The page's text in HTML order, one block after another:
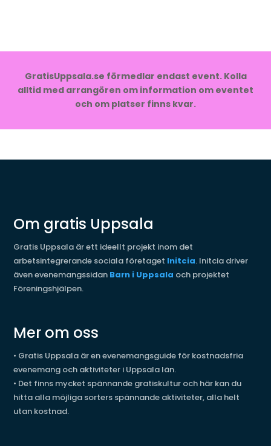
GratisUppsala.se förmedlar endast event. Kolla
alltid med arrangören om information om eventet
och om platser finns kvar.
Om gratis Uppsala
Gratis Uppsala är ett ideellt projekt inom det
arbetsintegrerande sociala företaget Initcia. Initcia driver
även evenemangssidan Barn i Uppsala och projektet
Föreningshjälpen.
Mer om oss
• Gratis Uppsala är en evenemangsguide för kostnadsfria
evenemang och aktiviteter i Uppsala län.
• Det finns mycket spännande gratiskultur och här kan du
hitta alla möjliga sorters spännande aktiviteter, alla helt
utan kostnad.